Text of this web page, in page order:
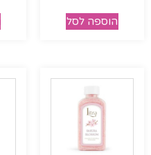
הוספה לסל